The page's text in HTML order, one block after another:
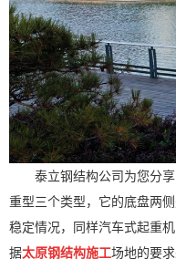
泰立钢结构公司为您分
重型三个类型，它的底盘两
稳定情况，同样汽车式起重
据太原钢结构施工场地的要